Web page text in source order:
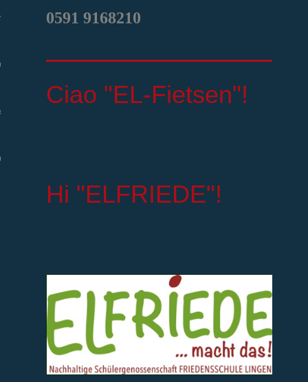
0591 9168210
Ciao "EL-Fietsen"!
Hi "ELFRIEDE"!